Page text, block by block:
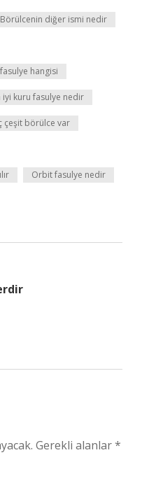
Börülcenin diğer ismi nedir
hangisi
iyi kuru fasulye nedir
çeşit börülce var
Orbit fasulye nedir
Gerekli alanlar*